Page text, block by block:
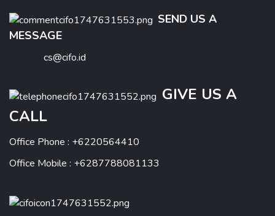
SEND US A
MESSAGE
cs@cifo.id
GIVE US A
CALL
Office Phone : +6220564410
Office Mobile : +6287788081133